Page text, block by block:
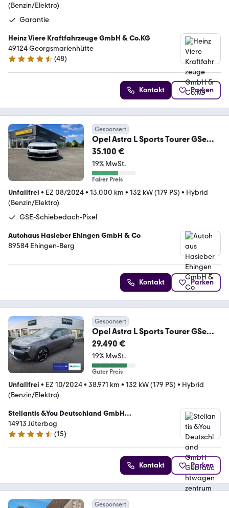
(Benzin/Elektro)
Garantie
Heinz Viere Kraftfahrzeuge GmbH & Co.KG
49124 Georgsmarienhütte
4.6 Sterne
(48)
Kontakt Parken
Gesponsert
Opel Astra L Sports Tourer GSe
225 PS Systemleistung
35.100 €
19% MwSt.
Fairer Preis
Unfallfrei • EZ 08/2024• 13.000 km • 132 kW (179 PS) • Hybrid
(Benzin/Elektro)
GSE-Schiebedach-Pixel
Autohaus Hasieber Ehingen GmbH & Co
89584 Ehingen-Berg
Kontakt Parken
Gesponsert
Opel Astra L Sports Tourer GSe
Plug-in-Hybrid
29.490 €
19% MwSt.
Guter Preis
Unfallfrei • EZ 10/2024• 38.971 km • 132 kW (179 PS) • Hybrid
(Benzin/Elektro)
Stellantis &You Deutschland GmbH
Gebrauchtwagenzentrum Jüterbog
14913 Jüterbog
4.7 Sterne
(15)
Kontakt Parken
Gesponsert